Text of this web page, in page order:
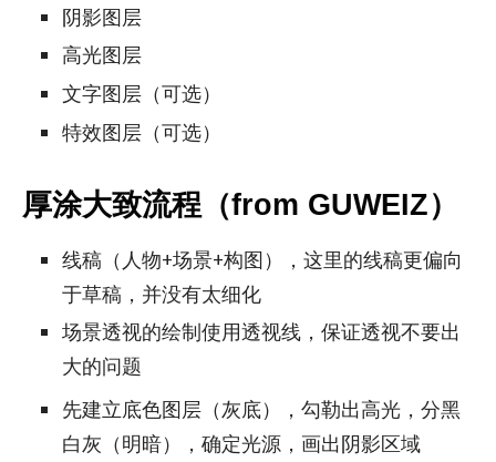
阴影图层
高光图层
文字图层（可选）
特效图层（可选）
厚涂大致流程（from GUWEIZ）
线稿（人物+场景+构图），这里的线稿更偏向
于草稿，并没有太细化
场景透视的绘制使用透视线，保证透视不要出
大的问题
先建立底色图层（灰底），勾勒出高光，分黑
白灰（明暗），确定光源，画出阴影区域